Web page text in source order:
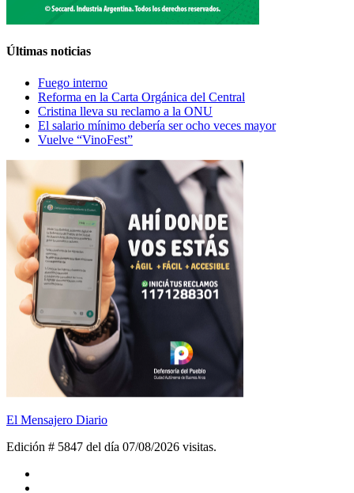
Últimas noticias
Fuego interno
Reforma en la Carta Orgánica del Central
Cristina lleva su reclamo a la ONU
El salario mínimo debería ser ocho veces mayor
Vuelve “VinoFest”
El Mensajero Diario
Edición # 5847 del día 07/08/2026 visitas.